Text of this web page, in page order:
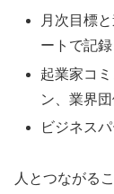
月次目標
ートで記録
起業家コ
ン、業界団
ビジネス
人とつながる